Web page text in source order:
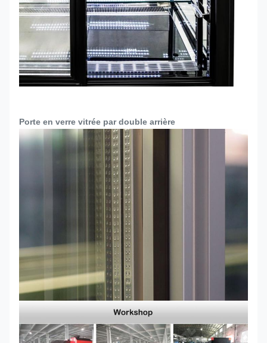
Porte en verre vitrée par double arrière